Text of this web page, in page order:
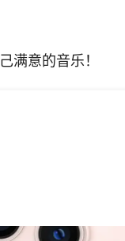
满意的音乐！